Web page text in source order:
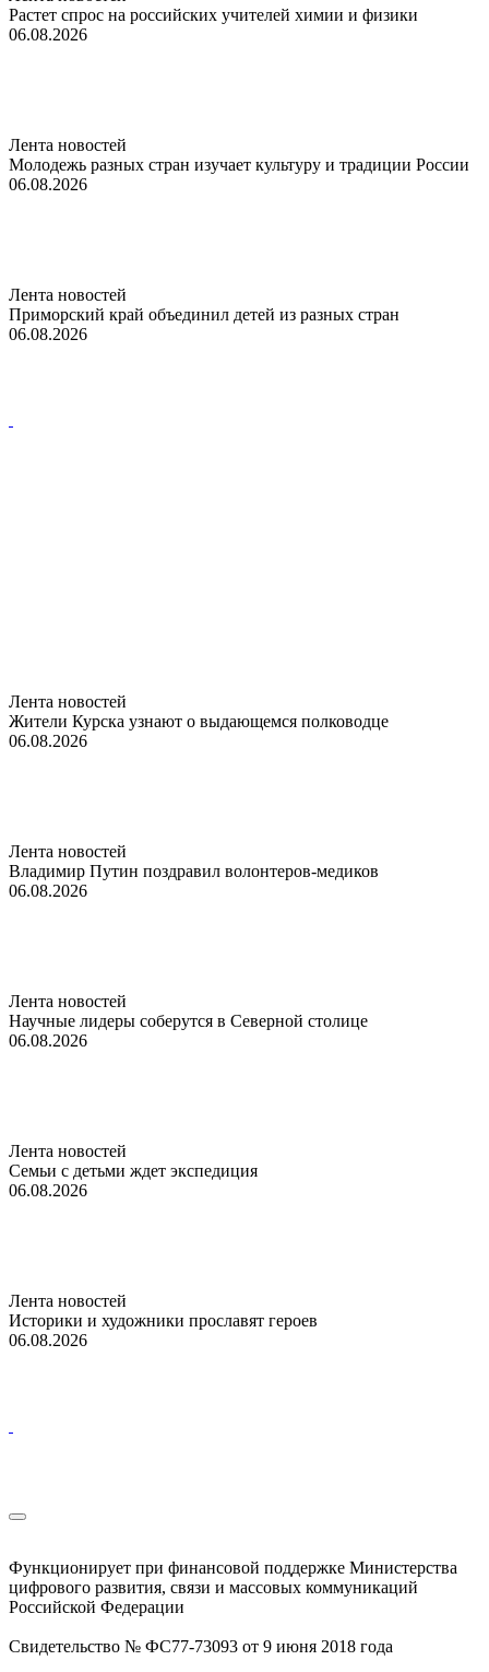
Растет спрос на российских учителей химии и физики
06.08.2026
Лента новостей
Молодежь разных стран изучает культуру и традиции России
06.08.2026
Лента новостей
Приморский край объединил детей из разных стран
06.08.2026
Лента новостей
Жители Курска узнают о выдающемся полководце
06.08.2026
Лента новостей
Владимир Путин поздравил волонтеров-медиков
06.08.2026
Лента новостей
Научные лидеры соберутся в Северной столице
06.08.2026
Лента новостей
Семьи с детьми ждет экспедиция
06.08.2026
Лента новостей
Историки и художники прославят героев
06.08.2026
Функционирует при финансовой поддержке Министерства
цифрового развития, связи и массовых коммуникаций
Российской Федерации
Свидетельство № ФС77-73093 от 9 июня 2018 года